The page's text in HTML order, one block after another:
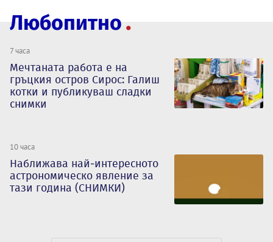
Любопитно
7 часа
Мечтаната работа е на
гръцкия остров Сирос: Галиш
котки и публикуваш сладки
снимки
10 часа
Наближава най-интересното
астрономическо явление за
тази година (СНИМКИ)